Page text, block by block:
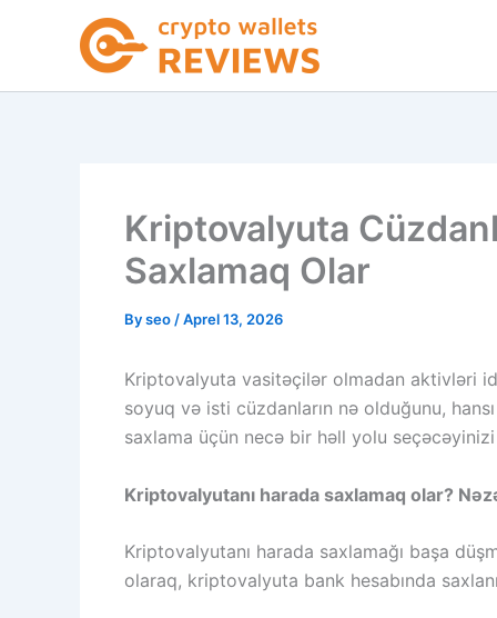
Kriptovalyuta
Saxlamaq Olar
Byseo /Aprel 13, 2026
Kriptovalyuta vasitəçilər olmadan aktivləri
soyuq və isti cüzdanların nə olduğunu,
saxlama üçün necə bir həll yolu
Kriptovalyutanı harada saxlamaq olar?
Kriptovalyutanı harada saxlamağı başa
olaraq, kriptovalyuta bank hesabında